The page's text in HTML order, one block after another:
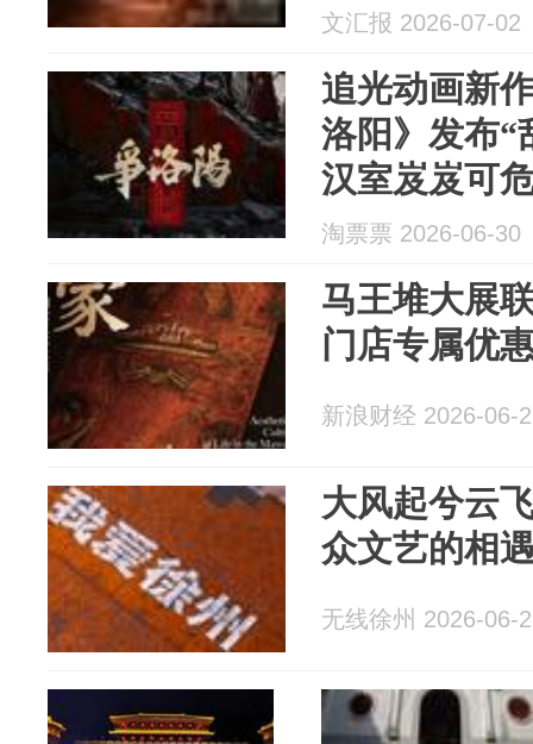
文汇报 2026-07-02
追光动画新
洛阳》发布“
汉室岌岌可
恢弘气势 三
淘票票 2026-06-30
马王堆大展
门店专属优
新浪财经 2026-06-
大风起兮云
众文艺的相
无线徐州 2026-06-